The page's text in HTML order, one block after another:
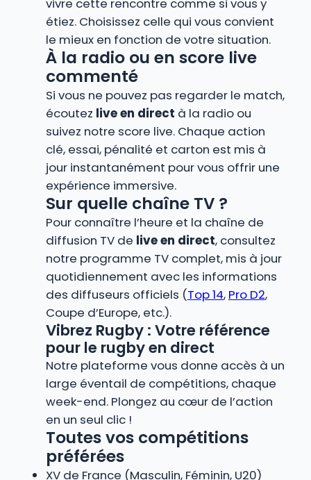
vivre cette rencontre comme si vous y
étiez. Choisissez celle qui vous convient
le mieux en fonction de votre situation.
À la radio ou en score live
commenté
Si vous ne pouvez pas regarder le match,
écoutez live en direct à la radio ou
suivez notre score live. Chaque action
clé, essai, pénalité et carton est mis à
jour instantanément pour vous offrir une
expérience immersive.
Sur quelle chaîne TV ?
Pour connaître l’heure et la chaîne de
diffusion TV de live en direct, consultez
notre programme TV complet, mis à jour
quotidiennement avec les informations
des diffuseurs officiels (Top 14, Pro D2,
Coupe d’Europe, etc.).
Vibrez Rugby : Votre référence
pour le rugby en direct
Notre plateforme vous donne accès à un
large éventail de compétitions, chaque
week-end. Plongez au cœur de l’action
en un seul clic !
Toutes vos compétitions
préférées
XV de France (Masculin, Féminin, U20)